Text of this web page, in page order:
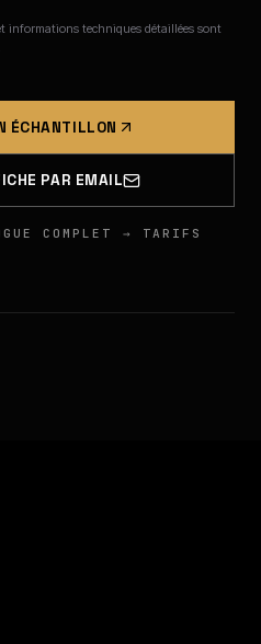
informations techniques détaillées sont
ÉCHANTILLON
PAR EMAIL
COMPLET → TARIFS